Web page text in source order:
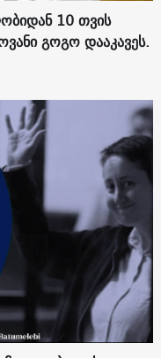
10 თვის
გოგო დააკავეს.